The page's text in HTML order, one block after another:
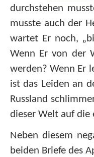
durchstehen
musste auch der
wartet Er noch,
Wenn Er von der
werden? Wenn Er
ist das Leiden an
Russland
dieser Welt auf die
Neben diesem
beiden Briefe des